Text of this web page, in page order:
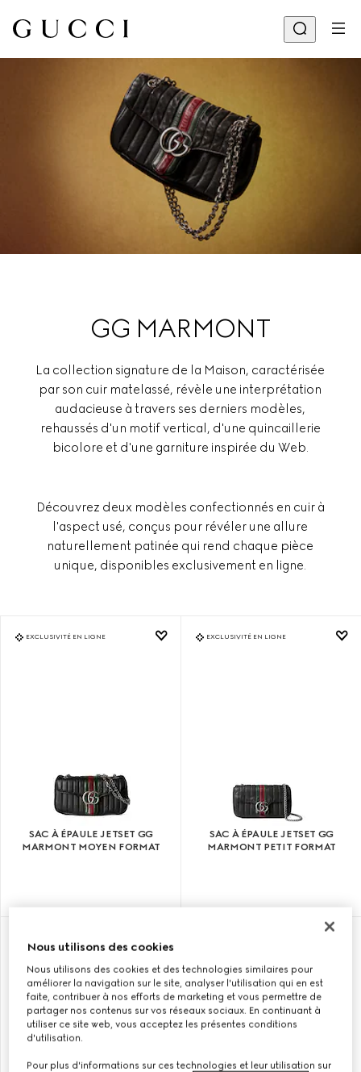
GG MARMONT
La collection signature de la Maison, caractérisée
par son cuir matelassé, révèle une interprétation
audacieuse à travers ses derniers modèles,
rehaussés d'un motif vertical, d'une quincaillerie
bicolore et d'une garniture inspirée du Web.
Découvrez deux modèles confectionnés en cuir à
l'aspect usé, conçus pour révéler une allure
naturellement patinée qui rend chaque pièce
unique, disponibles exclusivement en ligne.
EXCLUSIVITÉ EN LIGNE
SAC À ÉPAULE JETSET GG
MARMONT MOYEN FORMAT
EXCLUSIVITÉ EN LIGNE
SAC À ÉPAULE JETSET GG
MARMONT PETIT FORMAT
Nous utilisons des cookies
Nous utilisons des cookies et des technologies similaires pour
améliorer la navigation sur le site, analyser l'utilisation qui en est
faite, contribuer à nos efforts de marketing et vous permettre de
partager nos contenus sur vos réseaux sociaux. En continuant à
utiliser ce site web, vous acceptez les présentes conditions
d'utilisation.
Pour plus d'informations sur ces technologies et leur utilisation sur